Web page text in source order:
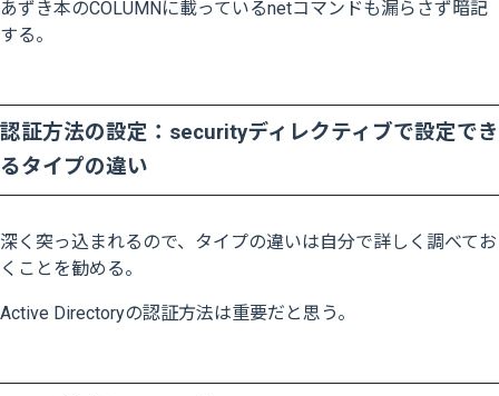
あずき本のCOLUMNに載っているnetコマンドも漏らさず暗記
する。
認証方法の設定：securityディレクティブで設定でき
るタイプの違い
深く突っ込まれるので、タイプの違いは自分で詳しく調べてお
くことを勧める。
Active Directoryの認証方法は重要だと思う。